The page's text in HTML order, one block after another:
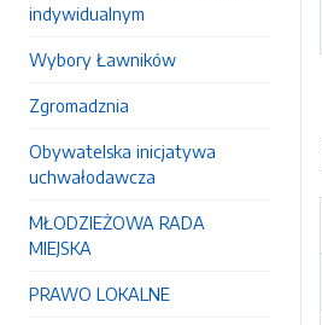
indywidualnym
Wybory Ławników
Zgromadznia
Obywatelska inicjatywa
uchwałodawcza
MŁODZIEŻOWA RADA
MIEJSKA
PRAWO LOKALNE